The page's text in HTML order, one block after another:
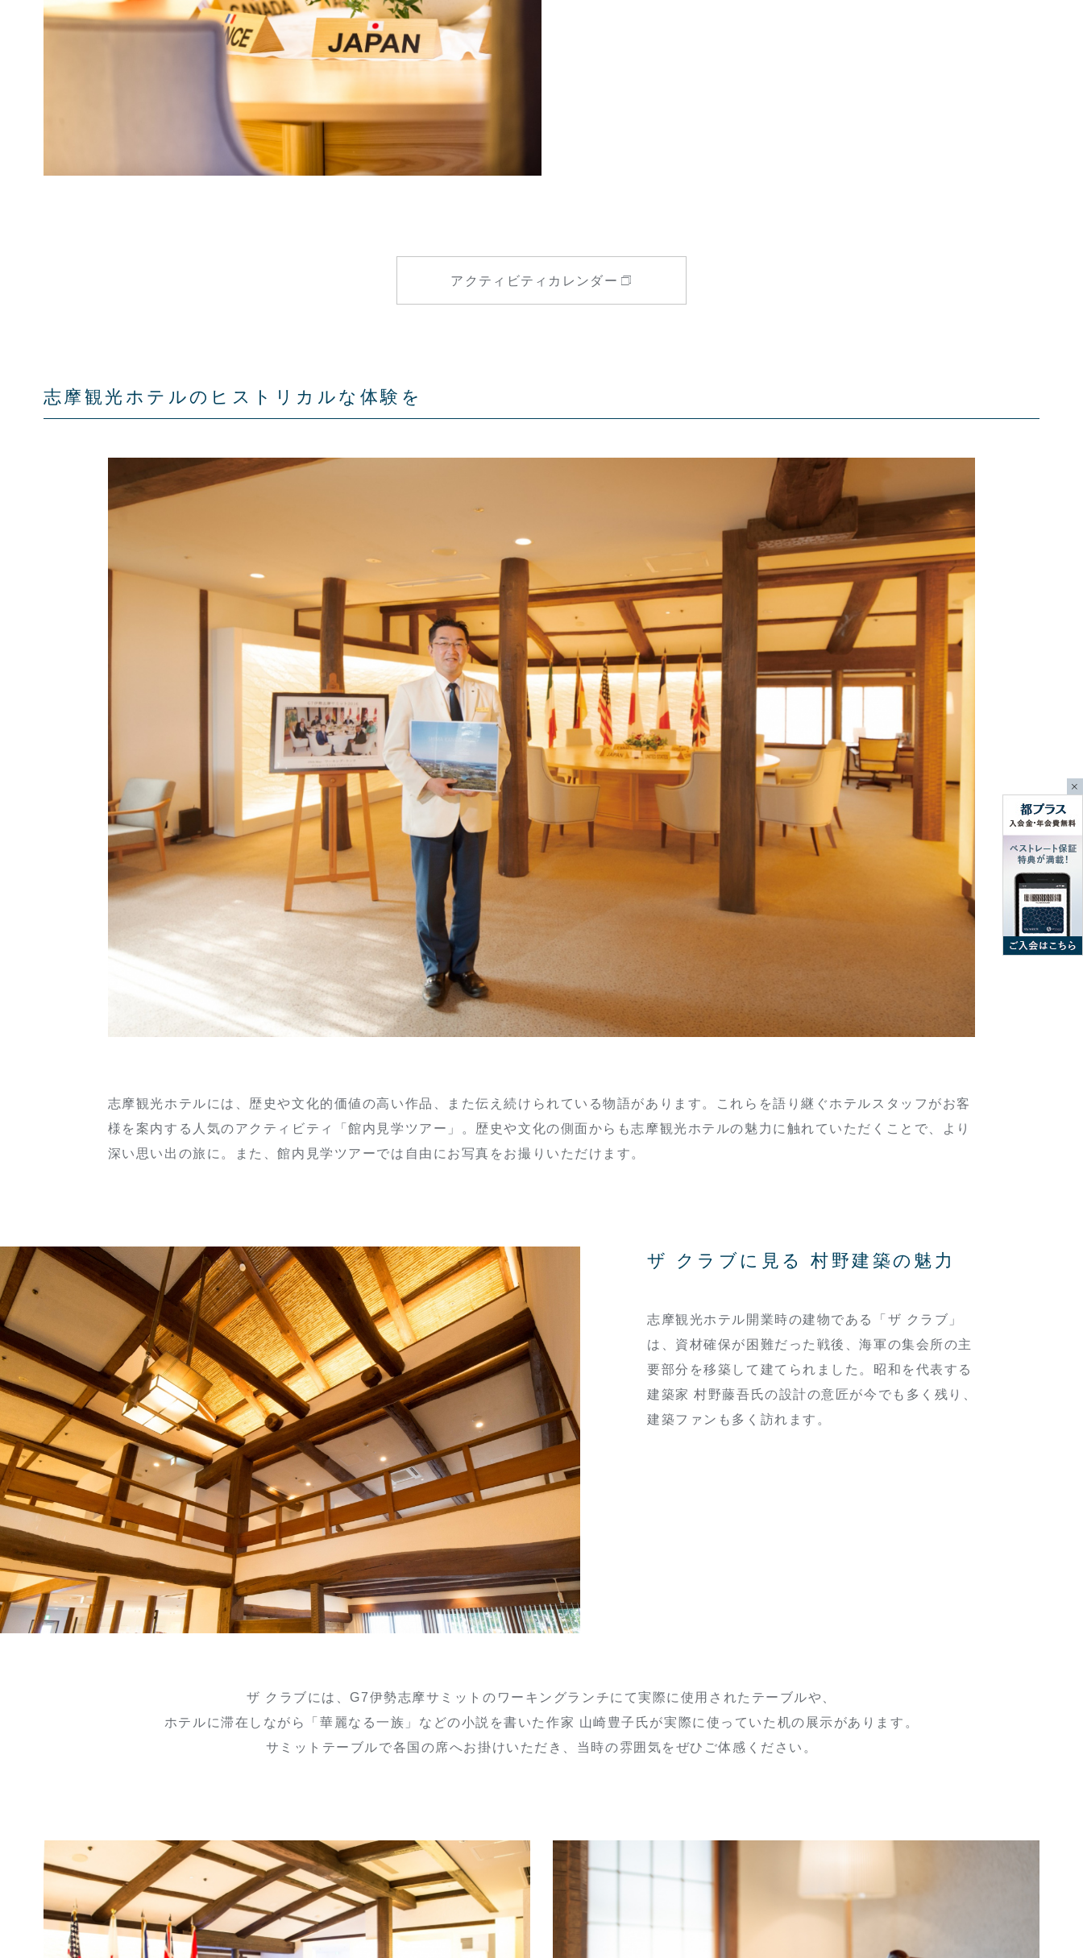
アクティビティカレンダー
志摩観光ホテルのヒストリカルな体験を
志摩観光ホテルには、歴史や文化的価値の高い作品、また伝え続けられている物語があります。これらを語り継ぐホテルスタッフがお客
様を案内する人気のアクティビティ「館内見学ツアー」。歴史や文化の側面からも志摩観光ホテルの魅力に触れていただくことで、より
深い思い出の旅に。また、館内見学ツアーでは自由にお写真をお撮りいただけます。
ザ クラブに見る 村野建築の魅力
志摩観光ホテル開業時の建物である「ザ クラブ」
は、資材確保が困難だった戦後、海軍の集会所の主
要部分を移築して建てられました。昭和を代表する
建築家 村野藤吾氏の設計の意匠が今でも多く残り、
建築ファンも多く訪れます。
ザ クラブには、G7伊勢志摩サミットのワーキングランチにて実際に使用されたテーブルや、
ホテルに滞在しながら「華麗なる一族」などの小説を書いた作家 山崎豊子氏が実際に使っていた机の展示があります。
サミットテーブルで各国の席へお掛けいただき、当時の雰囲気をぜひご体感ください。